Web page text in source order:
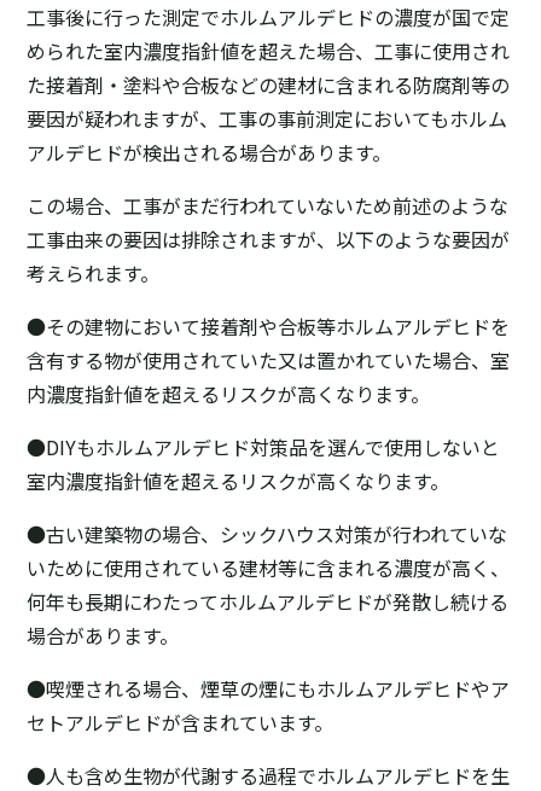
工事後に行った測定でホルムアルデヒドの濃度が国で定
められた室内濃度指針値を超えた場合、工事に使用され
た接着剤・塗料や合板などの建材に含まれる防腐剤等の
要因が疑われますが、工事の事前測定においてもホルム
アルデヒドが検出される場合があります。
この場合、工事がまだ行われていないため前述のような
工事由来の要因は排除されますが、以下のような要因が
考えられます。
●その建物において接着剤や合板等ホルムアルデヒドを
含有する物が使用されていた又は置かれていた場合、室
内濃度指針値を超えるリスクが高くなります。
●DIYもホルムアルデヒド対策品を選んで使用しないと
室内濃度指針値を超えるリスクが高くなります。
●古い建築物の場合、シックハウス対策が行われていな
いために使用されている建材等に含まれる濃度が高く、
何年も長期にわたってホルムアルデヒドが発散し続ける
場合があります。
●喫煙される場合、煙草の煙にもホルムアルデヒドやア
セトアルデヒドが含まれています。
●人も含め生物が代謝する過程でホルムアルデヒドを生